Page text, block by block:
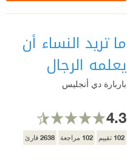
ما تريد النساء أن
يعلمه الرجال
باربارة دي أنجليس
4.3
102 تقييم 102 مراجعة 2638 قارئ